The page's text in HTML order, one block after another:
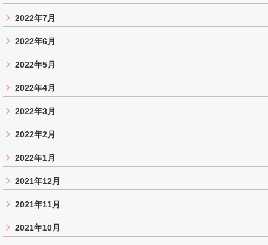
2022年7月
2022年6月
2022年5月
2022年4月
2022年3月
2022年2月
2022年1月
2021年12月
2021年11月
2021年10月